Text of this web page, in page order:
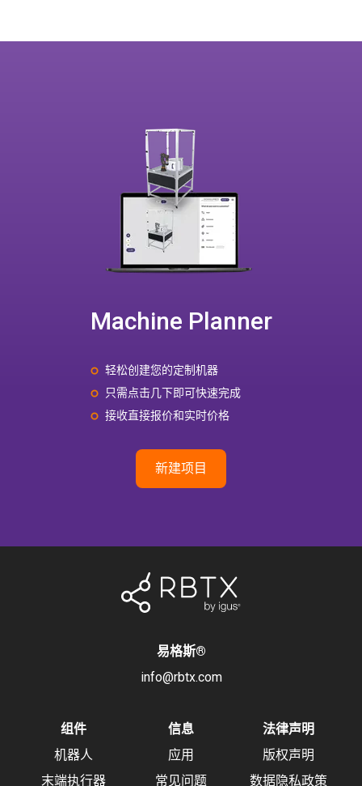
Machine Planner
轻松创建您的定制机器
只需点击几下即可快速完成
接收直接报价和实时价格
新建项目
易格斯®
info@rbtx.com
组件
机器人
末端执行器
信息
应用
常见问题
法律声明
版权声明
数据隐私政策